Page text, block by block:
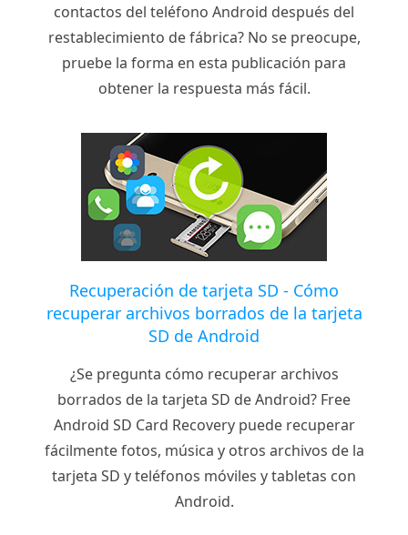
contactos del teléfono Android después del
restablecimiento de fábrica? No se preocupe,
pruebe la forma en esta publicación para
obtener la respuesta más fácil.
Recuperación de tarjeta SD - Cómo
recuperar archivos borrados de la tarjeta
SD de Android
¿Se pregunta cómo recuperar archivos
borrados de la tarjeta SD de Android? Free
Android SD Card Recovery puede recuperar
fácilmente fotos, música y otros archivos de la
tarjeta SD y teléfonos móviles y tabletas con
Android.